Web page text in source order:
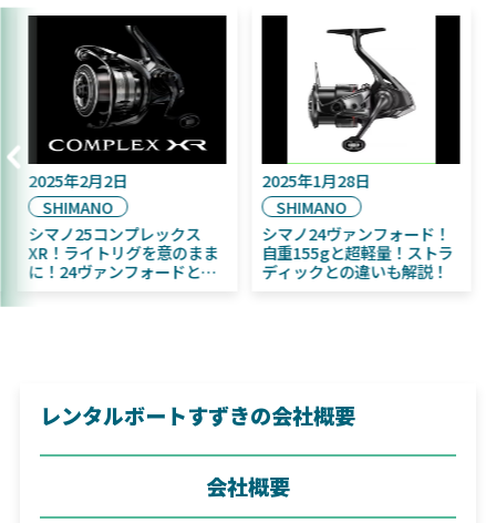
2025年9月16日
DAIWA
2025年11月発売予定！
DAIWA ふく魚／ちびふく魚
はビッグベイト初心者にお
2025年2月2日
SHIMANO
シマノ25コンプレックス
XR！ライトリグを意のまま
に！24ヴァンフォードとの
レンタルボートすずきの会社概要
会社概要